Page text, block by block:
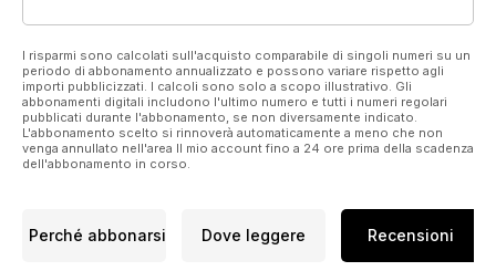
I risparmi sono calcolati sull'acquisto comparabile di singoli numeri su un
periodo di abbonamento annualizzato e possono variare rispetto agli
importi pubblicizzati. I calcoli sono solo a scopo illustrativo. Gli
abbonamenti digitali includono l'ultimo numero e tutti i numeri regolari
pubblicati durante l'abbonamento, se non diversamente indicato.
L'abbonamento scelto si rinnoverà automaticamente a meno che non
venga annullato nell'area Il mio account fino a 24 ore prima della scadenza
dell'abbonamento in corso.
Perché abbonarsi Dove leggere Recensioni